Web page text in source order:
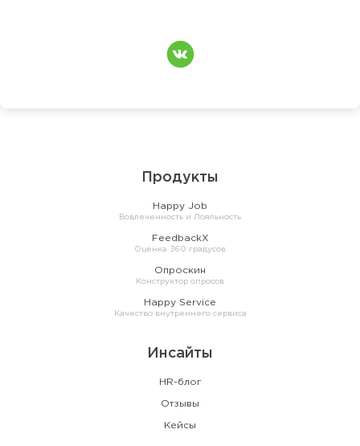
Продукты
Happy Job
Вовлеченность и Лояльность
FeedbackX
Оценка 360 градусов
Опроскин
Конструктор опросов
Happy Service
Качество внутреннего сервиса
Инсайты
HR-блог
Отзывы
Кейсы